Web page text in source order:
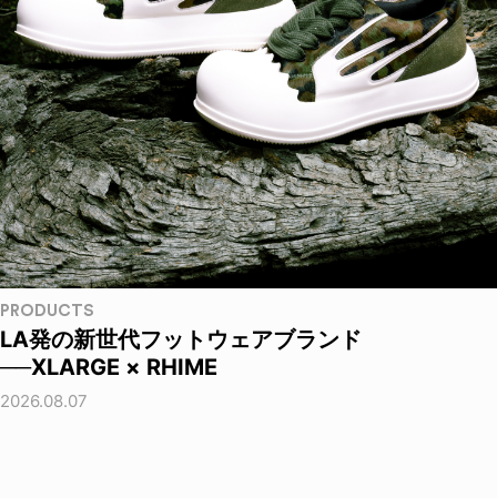
PRODUCTS
LA発の新世代フットウェアブランド
──XLARGE × RHIME
2026.08.07